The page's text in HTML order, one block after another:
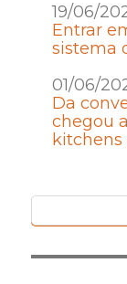
19/06/
Entrar
sistema
01/06/
Da
chegou
kitchens